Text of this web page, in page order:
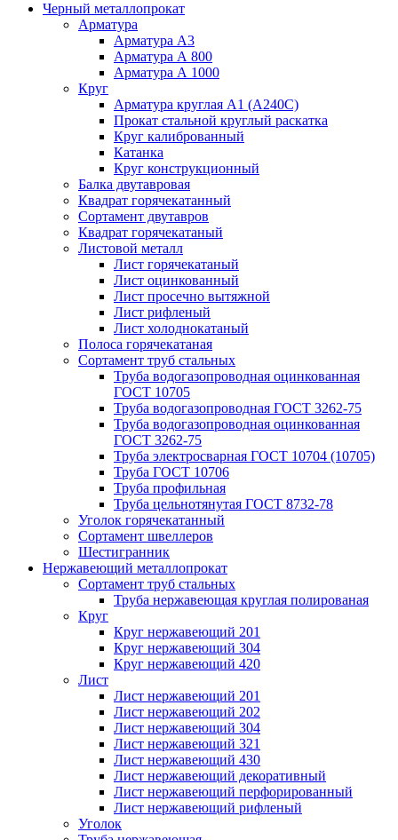
Черный металлопрокат
Арматура
Арматура А3
Арматура А 800
Арматура А 1000
Круг
Арматура круглая А1 (А240C)
Прокат стальной круглый раскатка
Круг калиброванный
Катанка
Круг конструкционный
Балка двутавровая
Квадрат горячекатанный
Сортамент двутавров
Квадрат горячекатаный
Листовой металл
Лист горячекатаный
Лист оцинкованный
Лист просечно вытяжной
Лист рифленый
Лист холоднокатаный
Полоса горячекатаная
Сортамент труб стальных
Труба водогазопроводная оцинкованная
ГОСТ 10705
Труба водогазопроводная ГОСТ 3262-75
Труба водогазопроводная оцинкованная
ГОСТ 3262-75
Труба электросварная ГОСТ 10704 (10705)
Труба ГОСТ 10706
Труба профильная
Труба цельнотянутая ГОСТ 8732-78
Уголок горячекатанный
Сортамент швеллеров
Шестигранник
Нержавеющий металлопрокат
Сортамент труб стальных
Труба нержавеющая круглая полированая
Круг
Круг нержавеющий 201
Круг нержавеющий 304
Круг нержавеющий 420
Лист
Лист нержавеющий 201
Лист нержавеющий 202
Лист нержавеющий 304
Лист нержавеющий 321
Лист нержавеющий 430
Лист нержавеющий декоративный
Лист нержавеющий перфорированный
Лист нержавеющий рифленый
Уголок